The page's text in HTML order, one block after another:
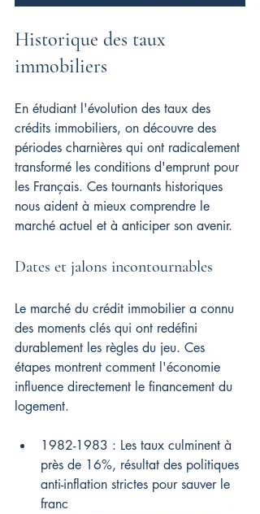
Historique des taux
immobiliers
En étudiant l'évolution des taux des
crédits immobiliers, on découvre des
périodes charnières qui ont radicalement
transformé les conditions d'emprunt pour
les Français. Ces tournants historiques
nous aident à mieux comprendre le
marché actuel et à anticiper son avenir.
Dates et jalons incontournables
Le marché du crédit immobilier a connu
des moments clés qui ont redéfini
durablement les règles du jeu. Ces
étapes montrent comment l'économie
influence directement le financement du
logement.
1982-1983 : Les taux culminent à
près de 16%, résultat des politiques
anti-inflation strictes pour sauver le
franc